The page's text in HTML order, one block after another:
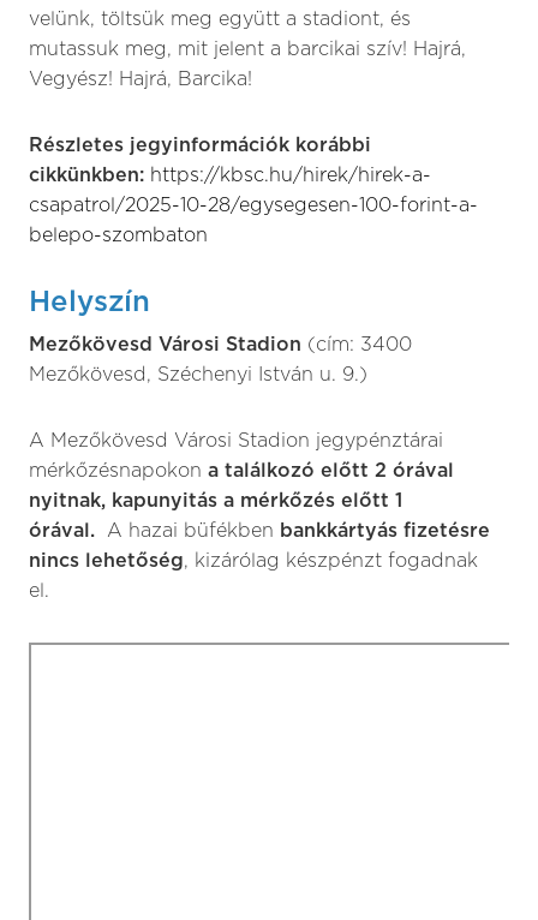
velünk, töltsük meg együtt a stadiont, és
mutassuk meg, mit jelent a barcikai szív! Hajrá,
Vegyész! Hajrá, Barcika!
Részletes jegyinformációk korábbi
cikkünkben: https://kbsc.hu/hirek/hirek-a-
csapatrol/2025-10-28/egysegesen-100-forint-a-
belepo-szombaton
Helyszín
Mezőkövesd Városi Stadion (cím: 3400
Mezőkövesd, Széchenyi István u. 9.)
A Mezőkövesd Városi Stadion jegypénztárai
mérkőzésnapokon a találkozó előtt 2 órával
nyitnak, kapunyitás a mérkőzés előtt 1
órával.
A hazai büfékben bankkártyás fizetésre
nincs lehetőség, kizárólag készpénzt fogadnak
el.